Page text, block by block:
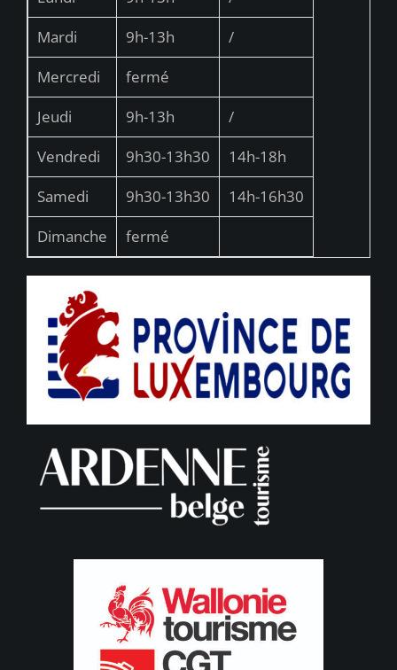
Mardi
9h-13h
/
Mercredi
fermé
Jeudi
9h-13h
/
Vendredi
9h30-13h30
14h-18h
Samedi
9h30-13h30
14h-16h30
Dimanche
fermé